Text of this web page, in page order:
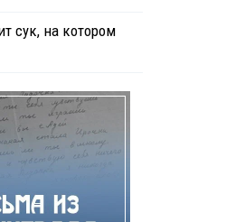
сук, на котором